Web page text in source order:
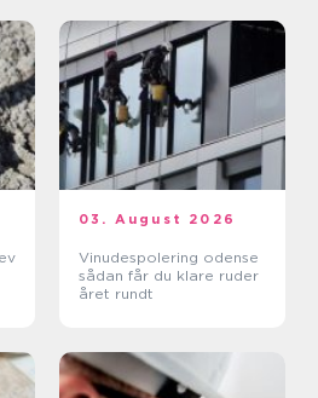
03. August 2026
Vinudespolering odense
sådan får du klare ruder
året rundt